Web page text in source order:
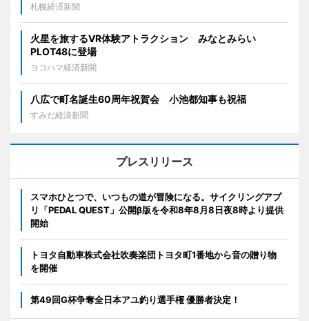
札幌経済新聞
火星を旅するVR体験アトラクション みなとみらい
PLOT48に登場
ヨコハマ経済新聞
八広で町名誕生60周年祝賀会 小池都知事も祝福
すみだ経済新聞
プレスリリース
スマホひとつで、いつもの道が冒険になる。サイクリングアプ
リ「PEDAL QUEST」公開β版を令和8年8月8日夜8時より提供
開始
トヨタ自動車株式会社吹奏楽団トヨタ町1番地から音の贈り物
を開催
第49回G杯争奪全日本アユ釣り選手権 優勝者決定！